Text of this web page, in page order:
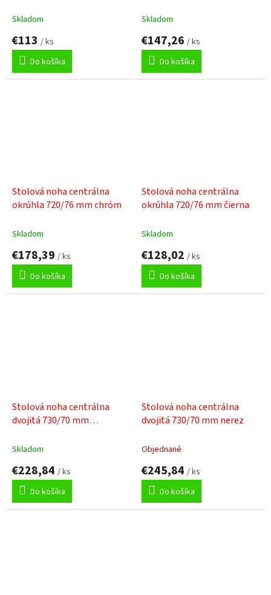
Skladom
€113 / ks
Do košíka
Skladom
€147,26 / ks
Do košíka
Stolová noha centrálna
okrúhla 720/76 mm chróm
Skladom
€178,39 / ks
Do košíka
Stolová noha centrálna
okrúhla 720/76 mm čierna
Skladom
€128,02 / ks
Do košíka
Stolová noha centrálna
dvojitá 730/70 mm
Skladom
€228,84 / ks
Do košíka
Stolová noha centrálna
dvojitá 730/70 mm nerez
Objednané
€245,84 / ks
Do košíka